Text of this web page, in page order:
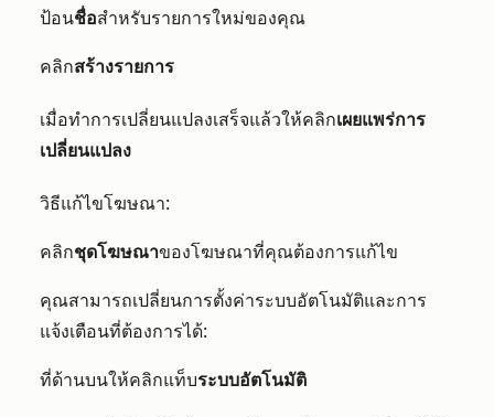
ป้อนชื่อสำหรับรายการใหม่ของคุณ
คลิกสร้างรายการ
เมื่อทำการเปลี่ยนแปลงเสร็จแล้วให้คลิกเผยแพร่การ
เปลี่ยนแปลง
วิธีแก้ไขโฆษณา:
คลิกชุดโฆษณาของโฆษณาที่คุณต้องการแก้ไข
คุณสามารถเปลี่ยนการตั้งค่าระบบอัตโนมัติและการ
แจ้งเตือนที่ต้องการได้:
ที่ด้านบนให้คลิกแท็บระบบอัตโนมัติ